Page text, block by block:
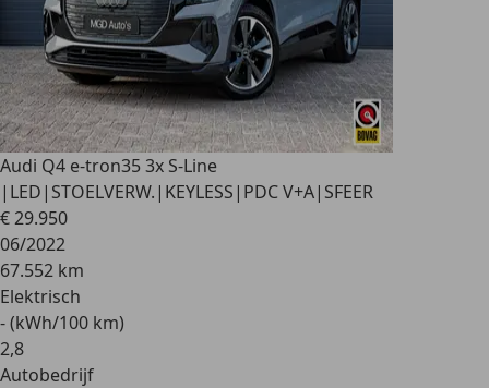
Audi Q4 e-tron35 3x S-Line
|LED|STOELVERW.|KEYLESS|PDC V+A|SFEER
€ 29.950
06/2022
67.552 km
Elektrisch
- (kWh/100 km)
2,8
Autobedrijf